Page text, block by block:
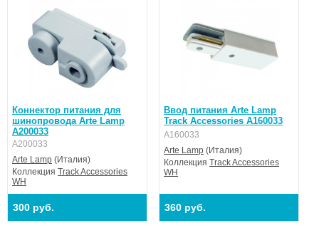
Коннектор питания для
шинопровода Arte Lamp
A200033
A200033
Arte Lamp (Италия)
Коллекция Track Accessories
WH
300 руб.
Ввод питания Arte Lamp
Track Accessories A160033
A160033
Arte Lamp (Италия)
КоллекцияTrack Accessories
WH
360 руб.